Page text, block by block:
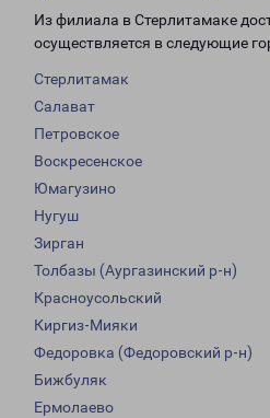
Из филиала в Стерлитамаке
осуществляется в следующие
Стерлитамак
Салават
Петровское
Воскресенское
Юмагузино
Нугуш
Зирган
Толбазы (Аургазинский р-н)
Красноусольский
Киргиз-Мияки
Федоровка (Федоровский р-н)
Бижбуляк
Ермолаево